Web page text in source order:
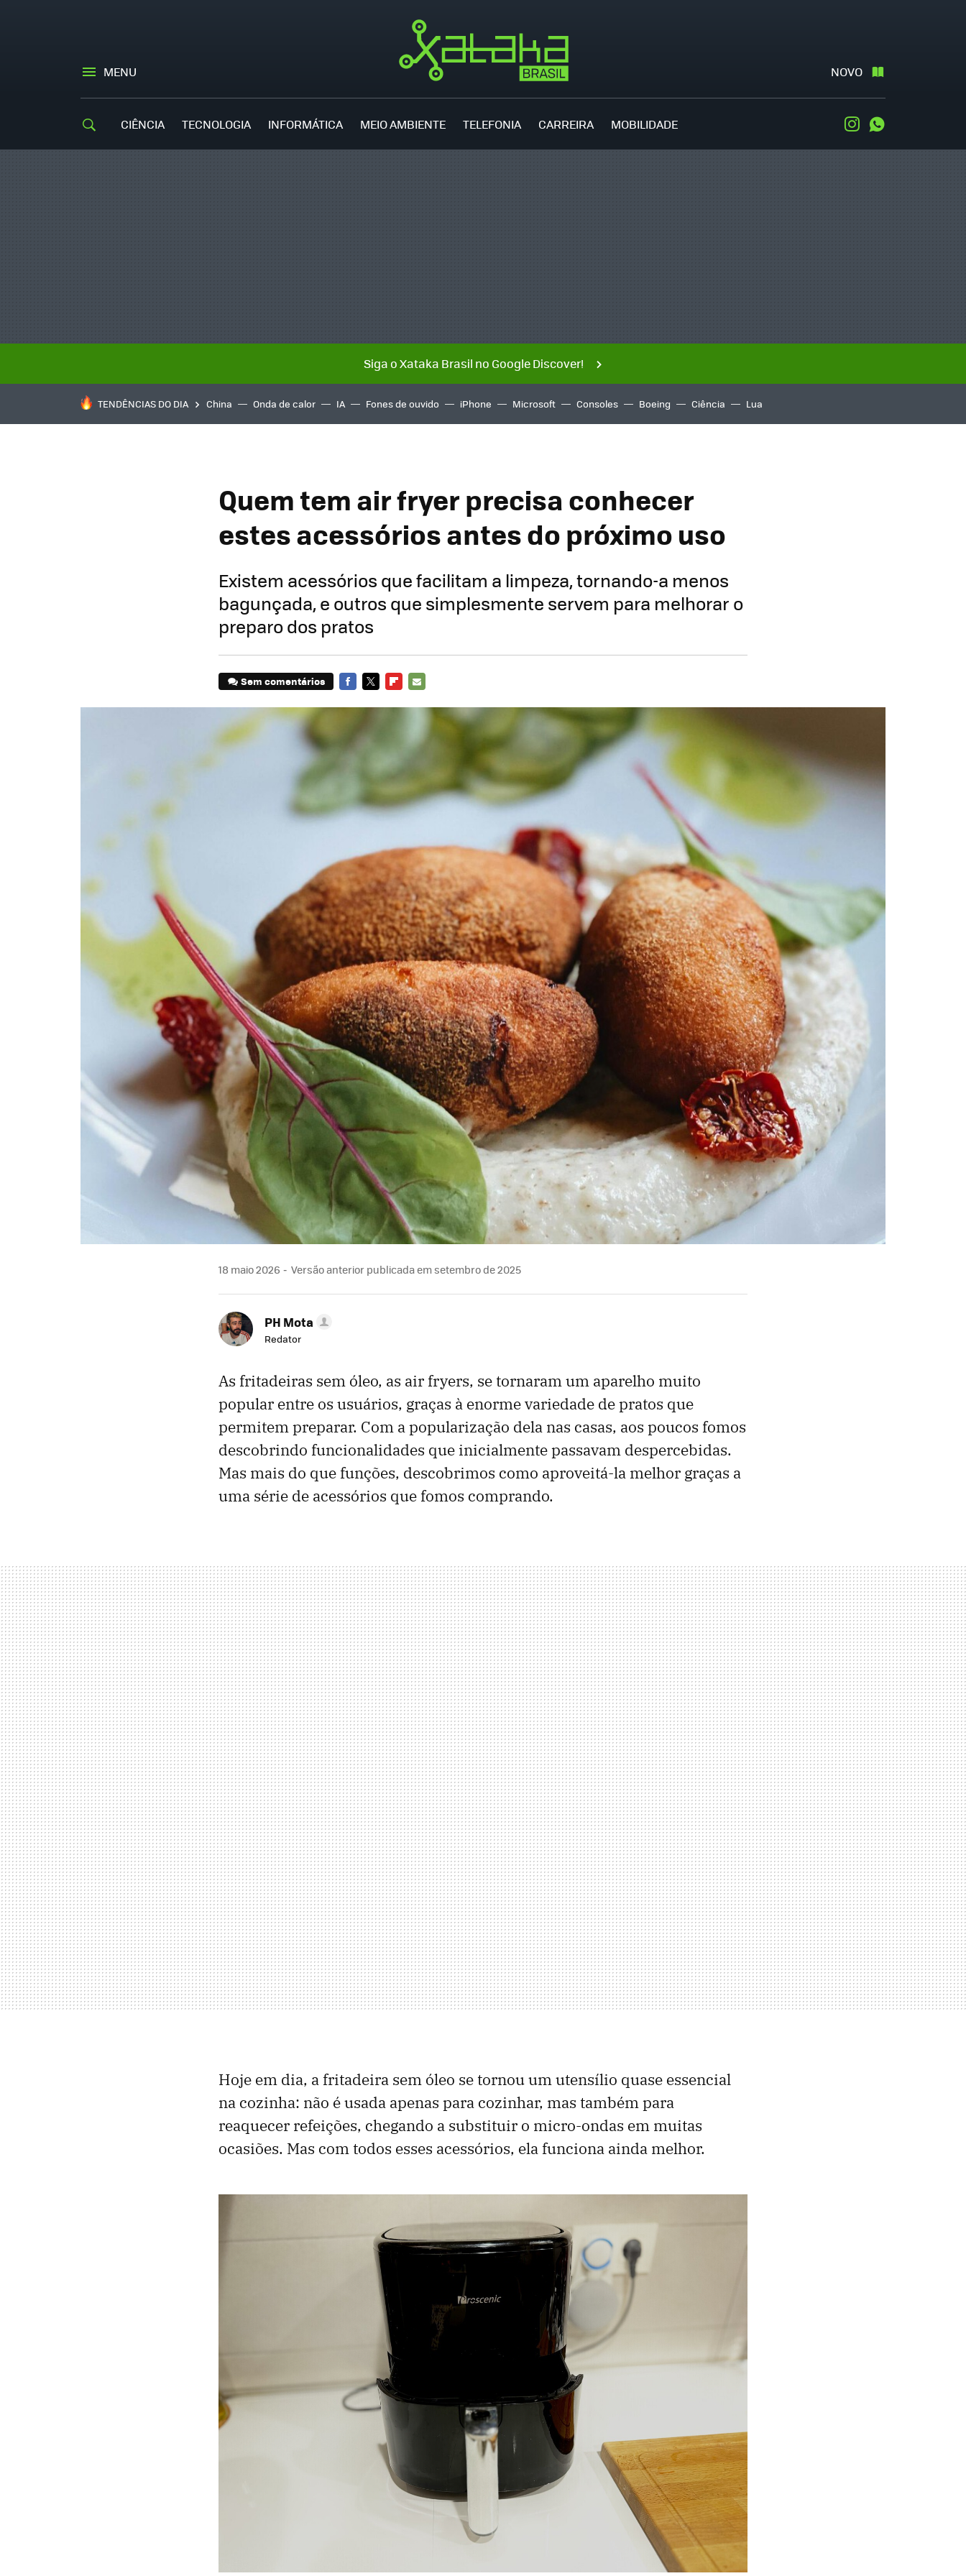
MENU NOVO
CIÊNCIA TECNOLOGIA INFORMÁTICA MEIO AMBIENTE TELEFONIA CARREIRA MOBILIDADE Instagram
Siga o Xataka Brasil no Google Discover!
TENDÊNCIAS DO DIA China Onda de calor IA Fones de ouvido iPhone Microsoft Consoles Boeing Ciência Lua
Quem tem air fryer precisa conhecer
estes acessórios antes do próximo uso
Existem acessórios que facilitam a limpeza, tornando-a menos
bagunçada, e outros que simplesmente servem para melhorar o
preparo dos pratos
Sem comentários
18 maio 2026 Versão anterior publicada em setembro de 2025
PH Mota
Redator
As fritadeiras sem óleo, as air fryers, se tornaram um aparelho muito
popular entre os usuários, graças à enorme variedade de pratos que
permitem preparar. Com a popularização dela nas casas, aos poucos fomos
descobrindo funcionalidades que inicialmente passavam despercebidas.
Mas mais do que funções, descobrimos como aproveitá-la melhor graças a
uma série de acessórios que fomos comprando.
Hoje em dia, a fritadeira sem óleo se tornou um utensílio quase essencial
na cozinha: não é usada apenas para cozinhar, mas também para
reaquecer refeições, chegando a substituir o micro-ondas em muitas
ocasiões. Mas com todos esses acessórios, ela funciona ainda melhor.